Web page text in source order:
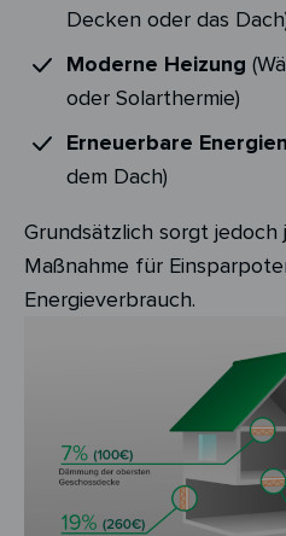
Decken oder das
Moderne Heizung
oder Solarthermie)
Erneuerbare
dem Dach)
Grundsätzlich sorgt jedoch
Maßnahme für
Energieverbrauch.